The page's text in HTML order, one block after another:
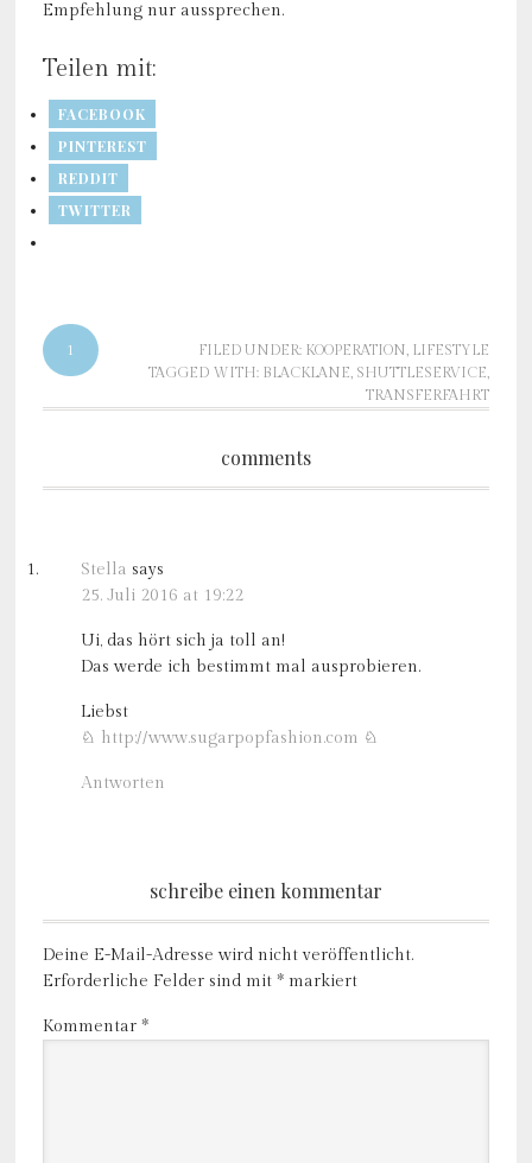
Empfehlung nur aussprechen.
Teilen mit:
FACEBOOK
PINTEREST
REDDIT
TWITTER
1 FILED UNDER: KOOPERATION, LIFESTYLE
TAGGED WITH: BLACKLANE, SHUTTLESERVICE,
TRANSFERFAHRT
comments
Stella says
25. Juli 2016 at 19:22
Ui, das hört sich ja toll an!
Das werde ich bestimmt mal ausprobieren.
Liebst
♘ http://www.sugarpopfashion.com ♘
Antworten
schreibe einen kommentar
Deine E-Mail-Adresse wird nicht veröffentlicht.
Erforderliche Felder sind mit *markiert
Kommentar *